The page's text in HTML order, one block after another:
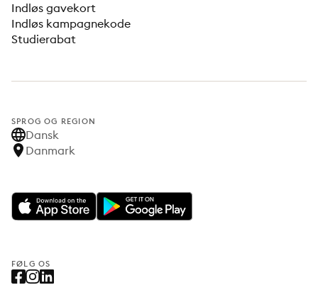
Indløs gavekort
Indløs kampagnekode
Studierabat
SPROG OG REGION
Dansk
Danmark
FØLG OS